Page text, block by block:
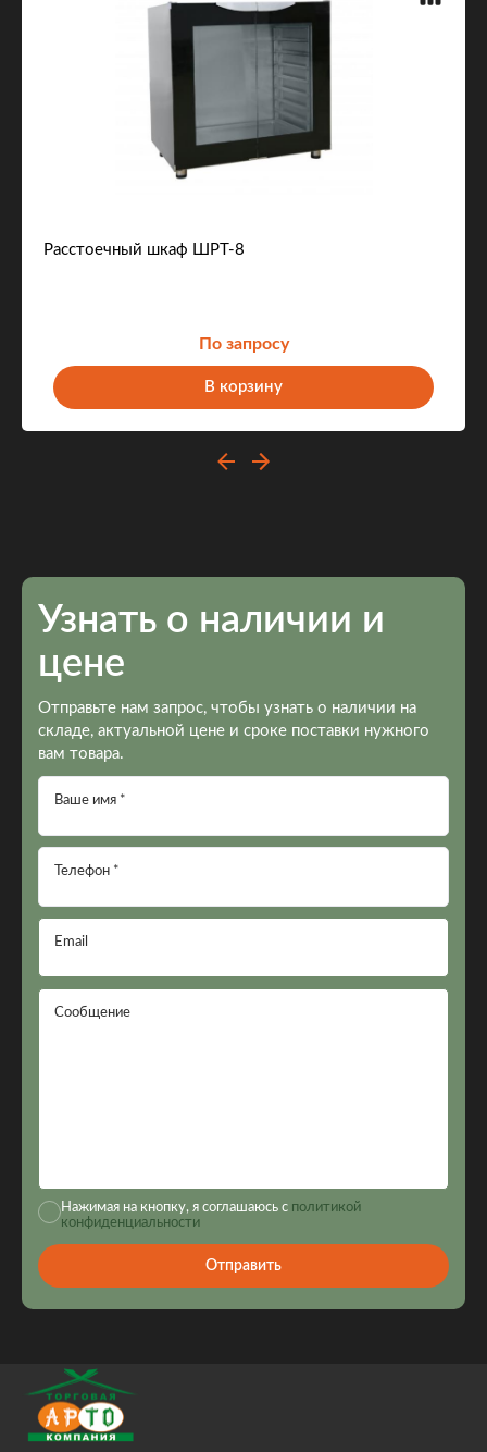
Расстоечный шкаф ШРТ-8
По запросу
В корзину
Узнать о наличии и
цене
Отправьте нам запрос, чтобы узнать о наличии на
складе, актуальной цене и сроке поставки нужного
вам товара.
Ваше имя *
Телефон *
Email
Сообщение
Нажимая на кнопку, я соглашаюсь с политикой
конфиденциальности
Отправить